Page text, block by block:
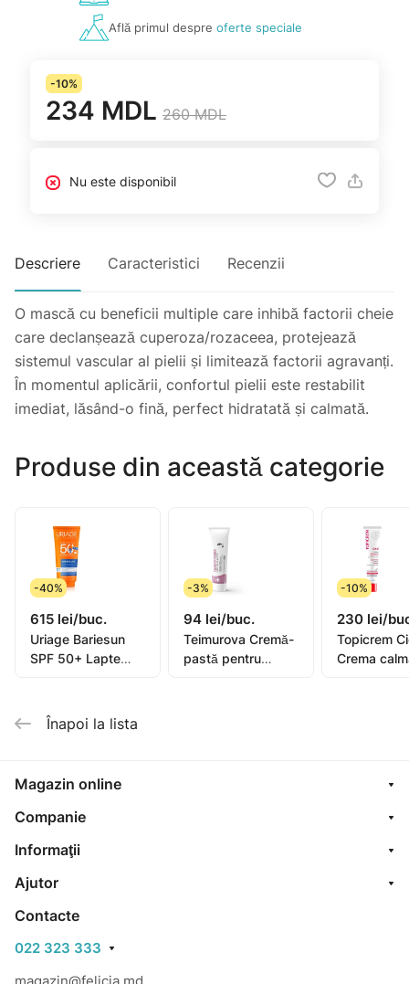
Află primul despre oferte speciale
-10%
234 MDL 260 MDL
Nu este disponibil
Descriere Caracteristici Recenzii
O mască cu beneficii multiple care inhibă factorii cheie
care declanșează cuperoza/rozaceea, protejează
sistemul vascular al pielii și limitează factorii agravanți.
În momentul aplicării, confortul pielii este restabilit
imediat, lăsând-o fină, perfect hidratată și calmată.
Produse din această categorie
-40%
615 lei/buc.
Uriage Bariesun
SPF 50+ Lapte
-3%
94 lei/buc.
Teimurova Cremă-
pastă pentru
-10%
230 lei/
Topicrem
Crema
Înapoi la lista
Magazin online
Companie
Informaţii
Ajutor
Contacte
022 323 333